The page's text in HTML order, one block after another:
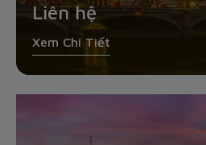
Liên hệ
Xem Chi Tiết